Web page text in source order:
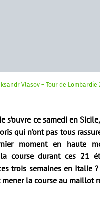
Vlasov – Tour de Lombardie
s’ouvre ce samedi en
qui n’ont pas tous
moment en haute
course durant ces 21
trois semaines en Italie
la course au maillot